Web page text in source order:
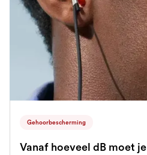
Gehoorbescherming
Vanaf hoeveel dB moet je